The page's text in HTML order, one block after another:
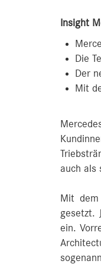
Insight
Die
Der
Mit
auch als
Mit dem
gesetzt.
ein.